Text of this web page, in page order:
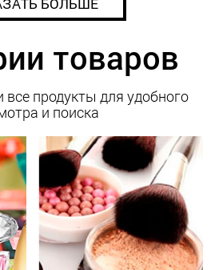
БОЛЬШЕ
товаров
продукты для удобного
и поиска